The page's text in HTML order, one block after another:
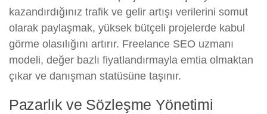
kazandırdığınız trafik ve gelir artışı verilerini somut
olarak paylaşmak, yüksek bütçeli projelerde kabul
görme olasılığını artırır. Freelance SEO uzmanı
modeli, değer bazlı fiyatlandırmayla emtia olmaktan
çıkar ve danışman statüsüne taşınır.
Pazarlık ve Sözleşme Yönetimi